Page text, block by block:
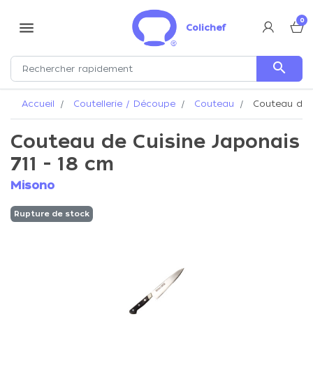
menu Colichef
0
search
Accueil Coutellerie / Découpe Couteau Couteau de
Couteau de Cuisine Japonais
711 - 18 cm
Misono
Rupture de stock